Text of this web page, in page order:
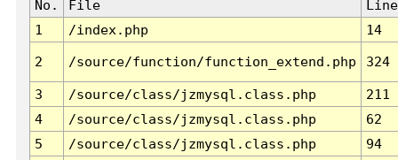
No. File
Line
1
/index.php 14
2 /source/function/function_extend.php 324
3 /source/class/jzmysql.class.php
211
4
/source/class/jzmysql.class.php
62
5
/source/class/jzmysql.class.php
94